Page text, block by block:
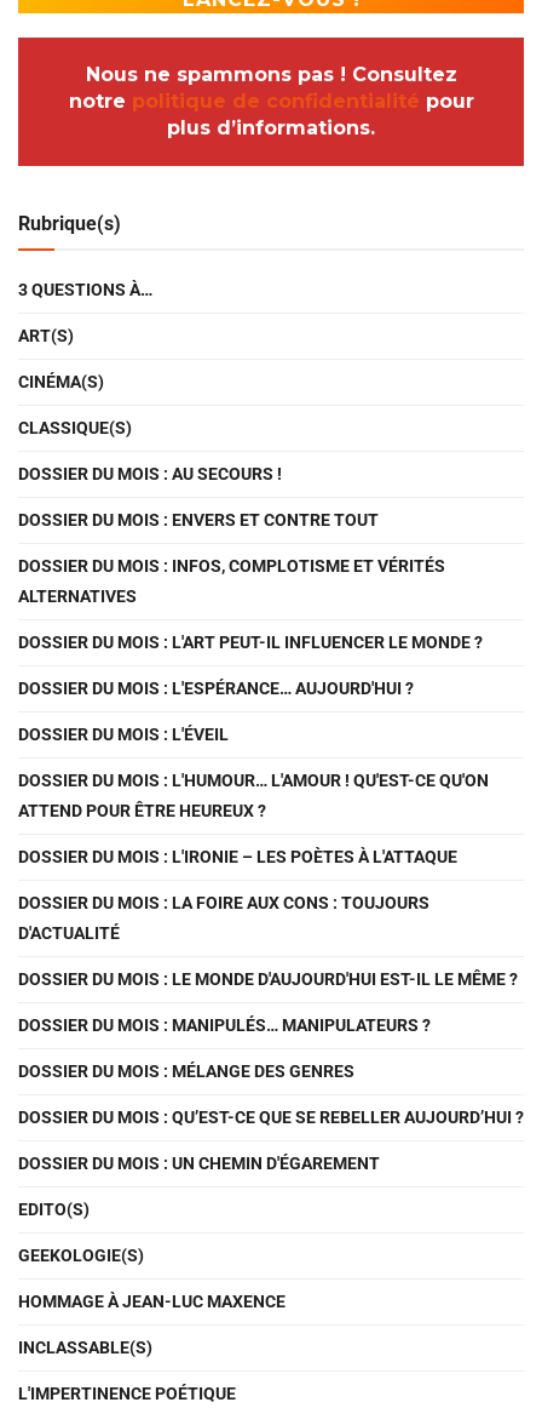
Nous ne spammons pas ! Consultez
notre politique de confidentialité pour
plus d’informations.
Rubrique(s)
3 QUESTIONS À…
ART(S)
CINÉMA(S)
CLASSIQUE(S)
DOSSIER DU MOIS : AU SECOURS !
DOSSIER DU MOIS : ENVERS ET CONTRE TOUT
DOSSIER DU MOIS : INFOS, COMPLOTISME ET VÉRITÉS
ALTERNATIVES
DOSSIER DU MOIS : L'ART PEUT-IL INFLUENCER LE MONDE ?
DOSSIER DU MOIS : L'ESPÉRANCE… AUJOURD'HUI ?
DOSSIER DU MOIS : L'ÉVEIL
DOSSIER DU MOIS : L'HUMOUR… L'AMOUR ! QU'EST-CE QU'ON
ATTEND POUR ÊTRE HEUREUX ?
DOSSIER DU MOIS : L'IRONIE – LES POÈTES À L'ATTAQUE
DOSSIER DU MOIS : LA FOIRE AUX CONS : TOUJOURS
D'ACTUALITÉ
DOSSIER DU MOIS : LE MONDE D'AUJOURD'HUI EST-IL LE MÊME ?
DOSSIER DU MOIS : MANIPULÉS… MANIPULATEURS ?
DOSSIER DU MOIS : MÉLANGE DES GENRES
DOSSIER DU MOIS : QU’EST-CE QUE SE REBELLER AUJOURD’HUI ?
DOSSIER DU MOIS : UN CHEMIN D'ÉGAREMENT
EDITO(S)
GEEKOLOGIE(S)
HOMMAGE À JEAN-LUC MAXENCE
INCLASSABLE(S)
L'IMPERTINENCE POÉTIQUE